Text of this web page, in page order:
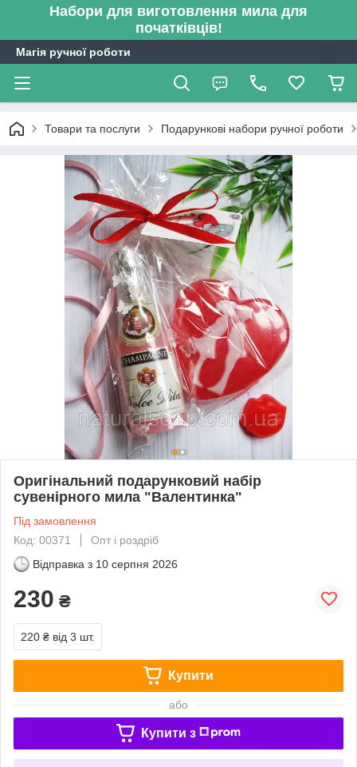
Набори для виготовлення мила для
початківців!
Магія ручної роботи
Товари та послуги Подарункові набори ручної роботи
Оригінальний подарунковий набір
сувенірного мила "Валентинка"
Під замовлення
Код: 00371
Опт і роздріб
Відправка з 10 серпня 2026
230 ₴
220 ₴ від 3 шт.
Купити
або
Купити з